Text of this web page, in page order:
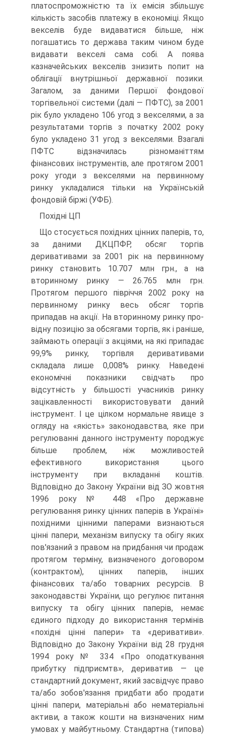
платоспроможністю та їх емісія збільшує
кількість засобів платежу в економіці. Якщо
векселів буде видаватися більше, ніж
погашатись то держава таким чи­ном буде
видавати векселі сама собі. А поява
казначейських векселів знизить попит на
облігації внутрішньої державної позики.
Загалом, за даними Першої фондової
торгівельної системи (далі — ПФТС), за 2001
рік було укладено 106 угод з векселями, а за
результатами торгів з початку 2002 року
було укладено 31 угод з векселями. Взагалі
ПФТС відзначилась різноманіттям
фінансових ін­струментів, але протягом 2001
року угоди з векселями на первинному
ринку укладалися тільки на Українській
фондовій біржі (УФБ).
Похідні ЦП
Що стосується похідних цінних паперів, то,
за даними ДКЦПФР, обсяг торгів
деривативами за 2001 рік на первинному
ринку становить 10.707 млн грн., а на
вторинному ринку — 26.765 млн грн.
Протягом першого півріччя 2002 року на
первинному ринку весь обсяг торгів
припадав на акції. На вторинному ринку про­
відну позицію за обсягами торгів, як і раніше,
займають операції з акціями, на які припадає
99,9% ринку, торгівля деривативами
складала лише 0,008% ринку. Наведені
економічні показники свідчать про
відсутність у більшості учасників ри­нку
зацікавленності використовувати даний
інструмент. І це цілком нормальне явище з
огляду на «якість» законодавства, яке при
регулюванні данного інстру­менту породжує
більше проблем, ніж можливостей
ефективного використання цього
інструменту при вкладанні коштів.
Відповідно до Закону України від ЗО жовтня
1996 року № 448 «Про державне
регулювання ринку цінних паперів в Україні»
похідними цінними паперами визнаються
цінні папери, механізм ви­пуску та обігу яких
пов'язаний з правом на придбання чи продаж
протягом тер­міну, визначеного договором
(контрактом), цінних паперів, інших
фінансових та/або товарних ресурсів. В
законодавстві України, що регулює питання
випус­ку та обігу цінних паперів, немає
єдиного підходу до використання термінів
«по­хідні цінні папери» та «деривативи».
Відповідно до Закону України від 28 груд­ня
1994 року № 334 «Про оподаткування
прибутку підприємтв», дериватив — це
стандартний документ, який засвідчує право
та/або зобов'язання придбати або продати
цінні папери, матеріальні або нематеріальні
активи, а також кошти на визначених ним
умовах у майбутньому. Стандартна (типова)